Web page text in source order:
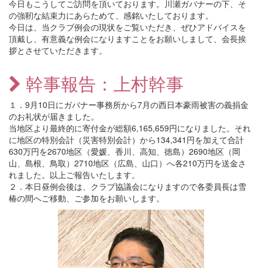
今日もこうしてご訪問を頂いております。川瀬ガバナーの下、そ
の強靭な結束力にあらためて、感銘いたしております。
今日は、当クラブ例会の現状をご覧いただき、ぜひアドバイスを
頂戴し、有意義な例会になりますことをお願いしまして、会長挨
拶とさせていただきます。
幹事報告：上村幹事
１．9月10日にガバナー事務所から7月の西日本豪雨被害の義捐金
のお礼状が届きました。
当地区より最終的に寄付金が総額6,165,659円になりました。それ
に地区の特別会計（災害特別会計）から134,341円を加えて合計
630万円を2670地区（愛媛、香川、高知、徳島）2690地区（岡
山、島根、鳥取）2710地区（広島、山口）へ各210万円を送金さ
れました。以上ご報告いたします。
２．本日昼例会後は、クラブ協議会になりますので各委員長は雪
椿の間へご移動、ご参加をお願いします。